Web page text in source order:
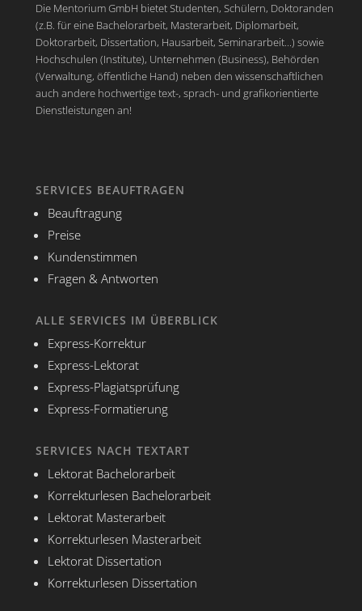
Die Mentorium GmbH bietet Studenten, Schülern, Doktoranden
(z.B. für eine Bachelorarbeit, Masterarbeit, Diplomarbeit,
Doktorarbeit, Dissertation, Hausarbeit, Seminararbeit...) sowie
Hochschulen (Institute), Unternehmen (Business), Behörden
(Verwaltung, öffentliche Hand) neben den wissenschaftlichen
auch andere hochwertige text-, sprach- und grafikorientierte
Dienstleistungen an!
SERVICES BEAUFTRAGEN
Beauftragung
Preise
Kundenstimmen
Fragen & Antworten
ALLE SERVICES IM ÜBERBLICK
Express-Korrektur
Express-Lektorat
Express-Plagiatsprüfung
Express-Formatierung
SERVICES NACH TEXTART
Lektorat Bachelorarbeit
Korrekturlesen Bachelorarbeit
Lektorat Masterarbeit
Korrekturlesen Masterarbeit
Lektorat Dissertation
Korrekturlesen Dissertation